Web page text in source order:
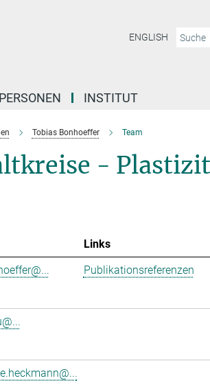
ENGLISH
PERSONEN INSTITUT
Tobias Bonhoeffer Team
-
Links
Publikationsreferenzen